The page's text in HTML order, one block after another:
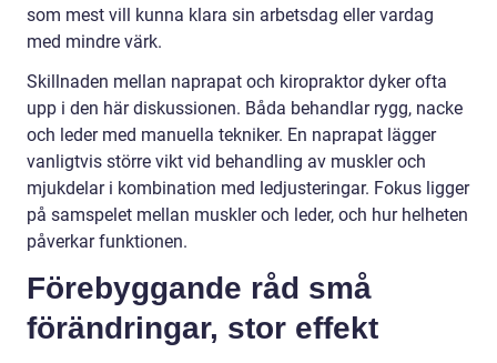
som mest vill kunna klara sin arbetsdag eller vardag
med mindre värk.
Skillnaden mellan naprapat och kiropraktor dyker ofta
upp i den här diskussionen. Båda behandlar rygg, nacke
och leder med manuella tekniker. En naprapat lägger
vanligtvis större vikt vid behandling av muskler och
mjukdelar i kombination med ledjusteringar. Fokus ligger
på samspelet mellan muskler och leder, och hur helheten
påverkar funktionen.
Förebyggande råd små
förändringar, stor effekt